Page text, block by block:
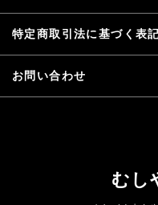
特定商取引法に基づく表
お問い合わせ
むし